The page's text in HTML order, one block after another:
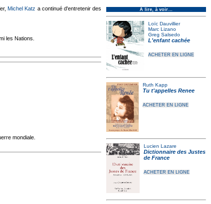
À lire, à voir…
Loïc Dauvillier
Marc Lizano
Greg Salsedo
L'enfant cachée
ACHETER EN LIGNE
Ruth Kapp
Tu t'appelles Renee
ACHETER EN LIGNE
Lucien Lazare
Dictionnaire des Justes
de France
ACHETER EN LIGNE
Michel Katz a continué d'entretenir des
les Nations.
mondiale.